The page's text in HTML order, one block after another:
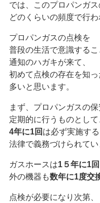
では、このプロパンガ
どのくらいの頻度で行
プロパンガスの点検を
普段の生活で意識するこ
通知のハガキが来て、
初めて点検の存在を知
多いと思います。
まず、プロパンガスの
定期的に行うものとして
4年に1回 は必ず実施す
法律で義務づけられてい
ガスホースは1５年に1回
外の機器も数年に1度交
点検が必要になり次第、